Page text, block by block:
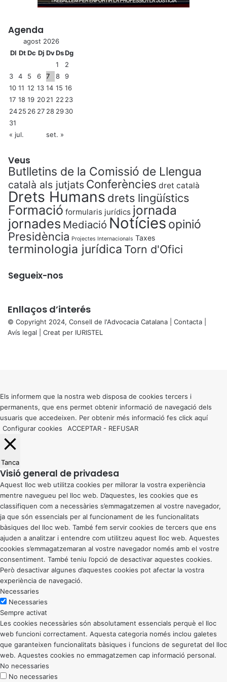
l
a
p
t
i
c
r
a
d
a
Agenda
agost 2026
Dl DtDc Dj DvDsDg
1
2
3
4 5 6 7 8
9
10 11 12 13 14 15 16
17 18 19 2021 22 23
2425 26 27 28 2930
31
« jul.
set. »
Veus
Butlletins de la Comissió de Llengua
català als jutjats Conferències dret català
Drets Humans drets lingüístics
Formació formularis jurídics jornada
jornades Mediació Notícies opinió
Presidència Projectes Internacionals Taxes
terminologia jurídica Torn d'Ofici
Segueix-nos
Enllaços d’interés
© Copyright 2024, Consell de l'Advocacia Catalana | Contacta
Avís legal | Creat per IURISTEL
button
Els informem que la nostra web disposa de cookies tercers i
permanents, que ens permet obtenir informació de navegació dels
usuaris que accedeixen. Per obtenir més informació fes click aquí
Configurar cookies
ACCEPTAR - REFUSAR
Tanca
Visió general de privadesa
Aquest lloc web utilitza cookies per millorar la vostra experiència
mentre navegueu pel lloc web. D’aquestes, les cookies que es
classifiquen com a necessàries s’emmagatzemen al vostre navegador,
ja que són essencials per al funcionament de les funcionalitats
bàsiques del lloc web. També fem servir cookies de tercers que ens
ajuden a analitzar i entendre com utilitzeu aquest lloc web. Aquestes
cookies s’emmagatzemaran al vostre navegador només amb el vostre
consentiment. També teniu l’opció de desactivar aquestes cookies.
Però desactivar algunes d’aquestes cookies pot afectar la vostra
experiència de navegació.
Necessaries
Necessaries
Sempre activat
Les cookies necessàries són absolutament essencials perquè el lloc
web funcioni correctament. Aquesta categoria només inclou galetes
que garanteixen funcionalitats bàsiques i funcions de seguretat del lloc
web. Aquestes cookies no emmagatzemen cap informació personal.
No necessaries
No necessaries